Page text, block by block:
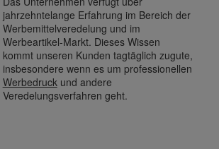
jahrzehntelange Erfahrung im Bereich der
Werbemittelveredelung und im
Werbeartikel-Markt. Dieses Wissen
kommt unseren Kunden tagtäglich zugute,
insbesondere wenn es um professionellen
Werbedruck und andere
Veredelungsverfahren geht.